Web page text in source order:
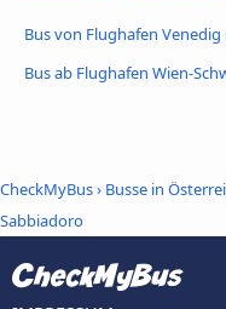
Bus von Flughafen
Bus ab Flughafen Wien-
CheckMyBus› Busse in
Sabbiadoro